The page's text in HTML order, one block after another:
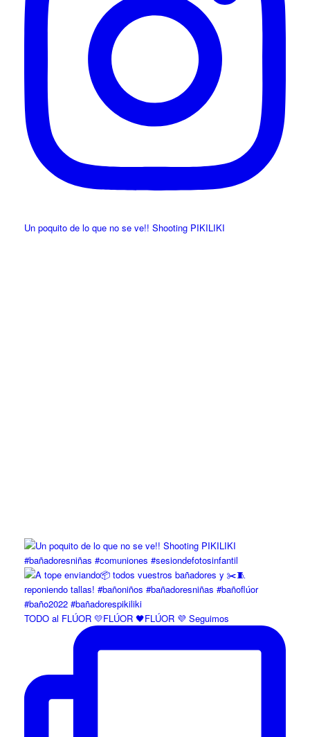
Un poquito de lo que no se ve!! Shooting PIKILIKI
TODO al FLÚOR 💛FLÚOR 🖤FLÚOR 💜 Seguimos